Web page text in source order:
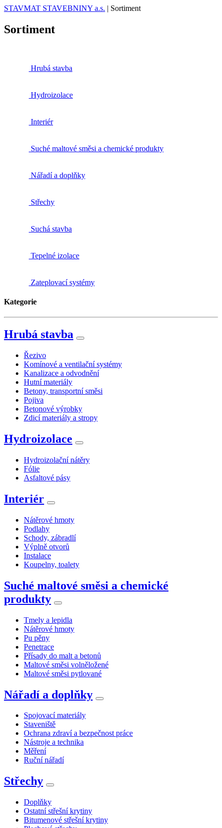
STAVMAT STAVEBNINY a.s. | Sortiment
Sortiment
Hrubá stavba
Hydroizolace
Interiér
Suché maltové směsi a chemické produkty
Nářadí a doplňky
Střechy
Suchá stavba
Tepelné izolace
Zateplovací systémy
Kategorie
Hrubá stavba
Řezivo
Komínové a ventilační systémy
Kanalizace a odvodnění
Hutní materiály
Betony, transportní směsi
Pojiva
Betonové výrobky
Zdicí materiály a stropy
Hydroizolace
Hydroizolační nátěry
Fólie
Asfaltové pásy
Interiér
Nátěrové hmoty
Podlahy
Schody, zábradlí
Výplně otvorů
Instalace
Koupelny, toalety
Suché maltové směsi a chemické
produkty
Tmely a lepidla
Nátěrové hmoty
Pu pěny
Penetrace
Přísady do malt a betonů
Maltové směsi volněložené
Maltové směsi pytlované
Nářadí a doplňky
Spojovací materiály
Staveniště
Ochrana zdraví a bezpečnost práce
Nástroje a technika
Měření
Ruční nářadí
Střechy
Doplňky
Ostatní střešní krytiny
Bitumenové střešní krytiny